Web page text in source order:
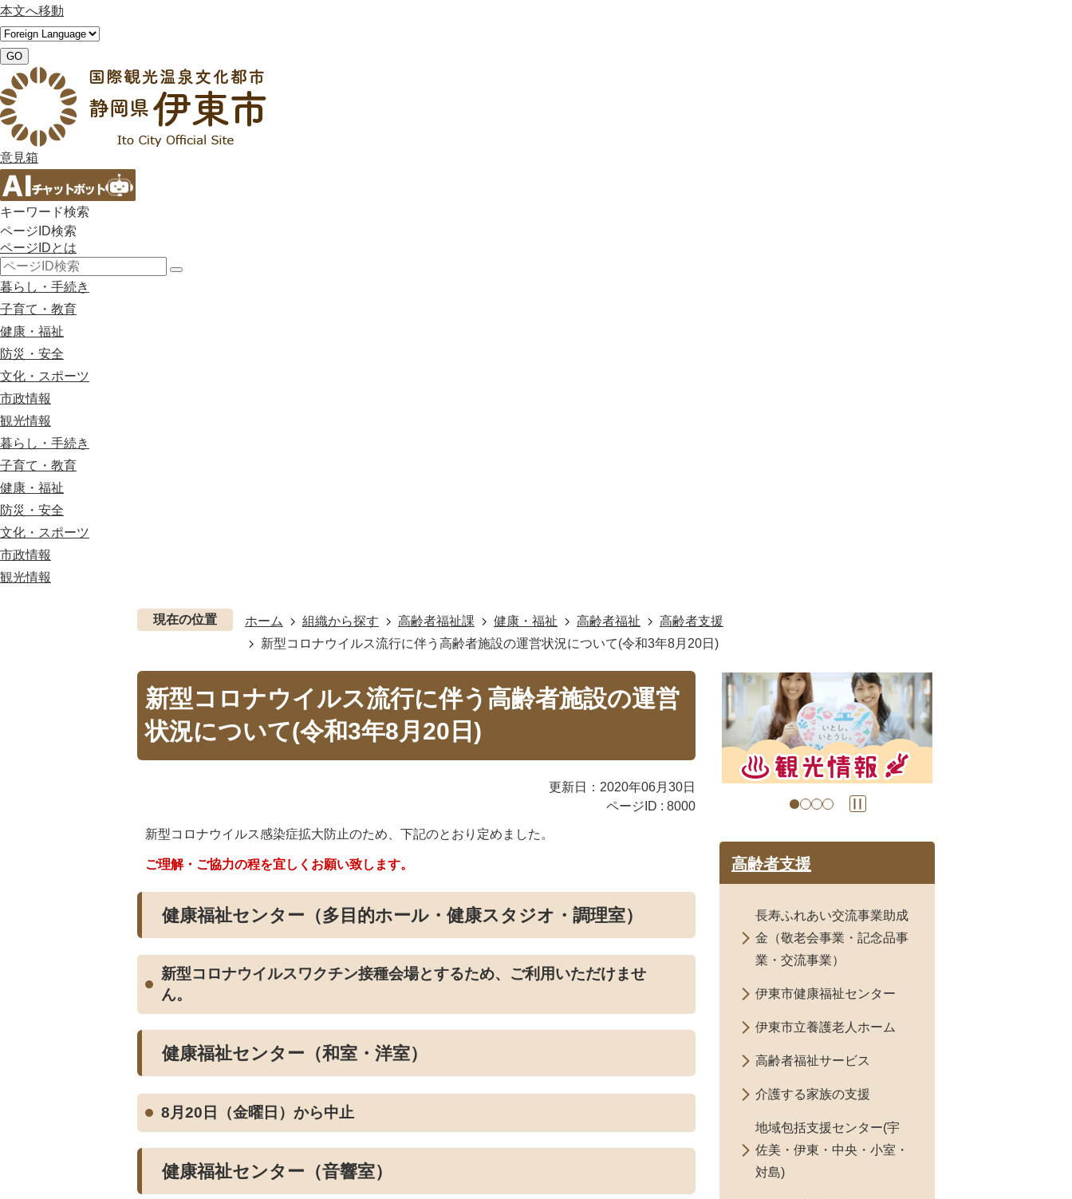
本文へ移動
GO
意見箱
キーワード検索
ページID検索
ページIDとは
暮らし・手続き
子育て・教育
健康・福祉
防災・安全
文化・スポーツ
市政情報
観光情報
暮らし・手続き
子育て・教育
健康・福祉
防災・安全
文化・スポーツ
市政情報
観光情報
現在の位置 ホーム 組織から探す 高齢者福祉課 健康・福祉 高齢者福祉
高齢者支援
新型コロナウイルス流行に伴う高齢者施設の運営状況について(令和3年8月20日)
新型コロナウイルス流行に伴う高齢者施設の運営
状況について(令和3年8月20日)
更新日：2020年06月30日
ページID : 8000
新型コロナウイルス感染症拡大防止のため、下記のとおり定めました。
ご理解・ご協力の程を宜しくお願い致します。
健康福祉センター（多目的ホール・健康スタジオ・調理室）
新型コロナウイルスワクチン接種会場とするため、ご利用いただけませ
ん。
健康福祉センター（和室・洋室）
8月20日（金曜日）から中止
健康福祉センター（音響室）
枚
目
の
ド
枚
目
の
ド
高齢者支援
長寿ふれあい交流事業助成
金（敬老会事業・記念品事
業・交流事業）
伊東市健康福祉センター
伊東市立養護老人ホーム
高齢者福祉サービス
介護する家族の支援
地域包括支援センター(宇
佐美・伊東・中央・小室・
対島)